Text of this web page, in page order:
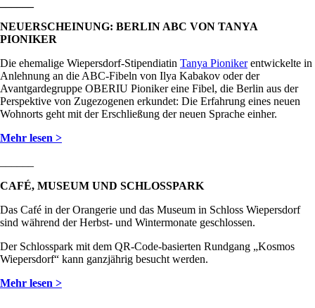
NEUERSCHEINUNG: BERLIN ABC VON TANYA
PIONIKER
Die ehemalige Wiepersdorf-Stipendiatin Tanya Pionikerentwickelte in
Anlehnung an die ABC-Fibeln von Ilya Kabakov oder der
Avantgardegruppe OBERIU Pioniker eine Fibel, die Berlin aus der
Perspektive von Zugezogenen erkundet: Die Erfahrung eines neuen
Wohnorts geht mit der Erschließung der neuen Sprache einher.
Mehr lesen >
CAFÉ, MUSEUM UND SCHLOSSPARK
Das Café in der Orangerie und das Museum in Schloss Wiepersdorf
sind während der Herbst- und Wintermonate geschlossen.
Der Schlosspark mit dem QR-Code-basierten Rundgang „Kosmos
Wiepersdorf“ kann ganzjährig besucht werden.
Mehr lesen >